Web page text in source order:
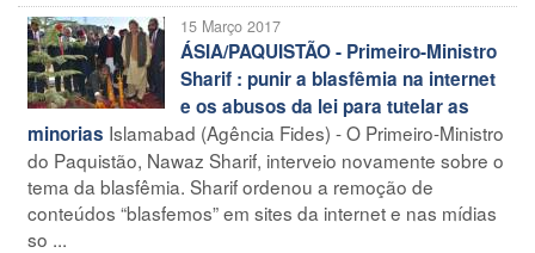
15 Março 2017
ÁSIA/PAQUISTÃO - Primeiro-Ministro
Sharif : punir a blasfêmia na internet
e os abusos da lei para tutelar as
minorias Islamabad (Agência Fides) - O Primeiro-Ministro
do Paquistão, Nawaz Sharif, interveio novamente sobre o
tema da blasfêmia. Sharif ordenou a remoção de
conteúdos “blasfemos” em sites da internet e nas mídias
so ...